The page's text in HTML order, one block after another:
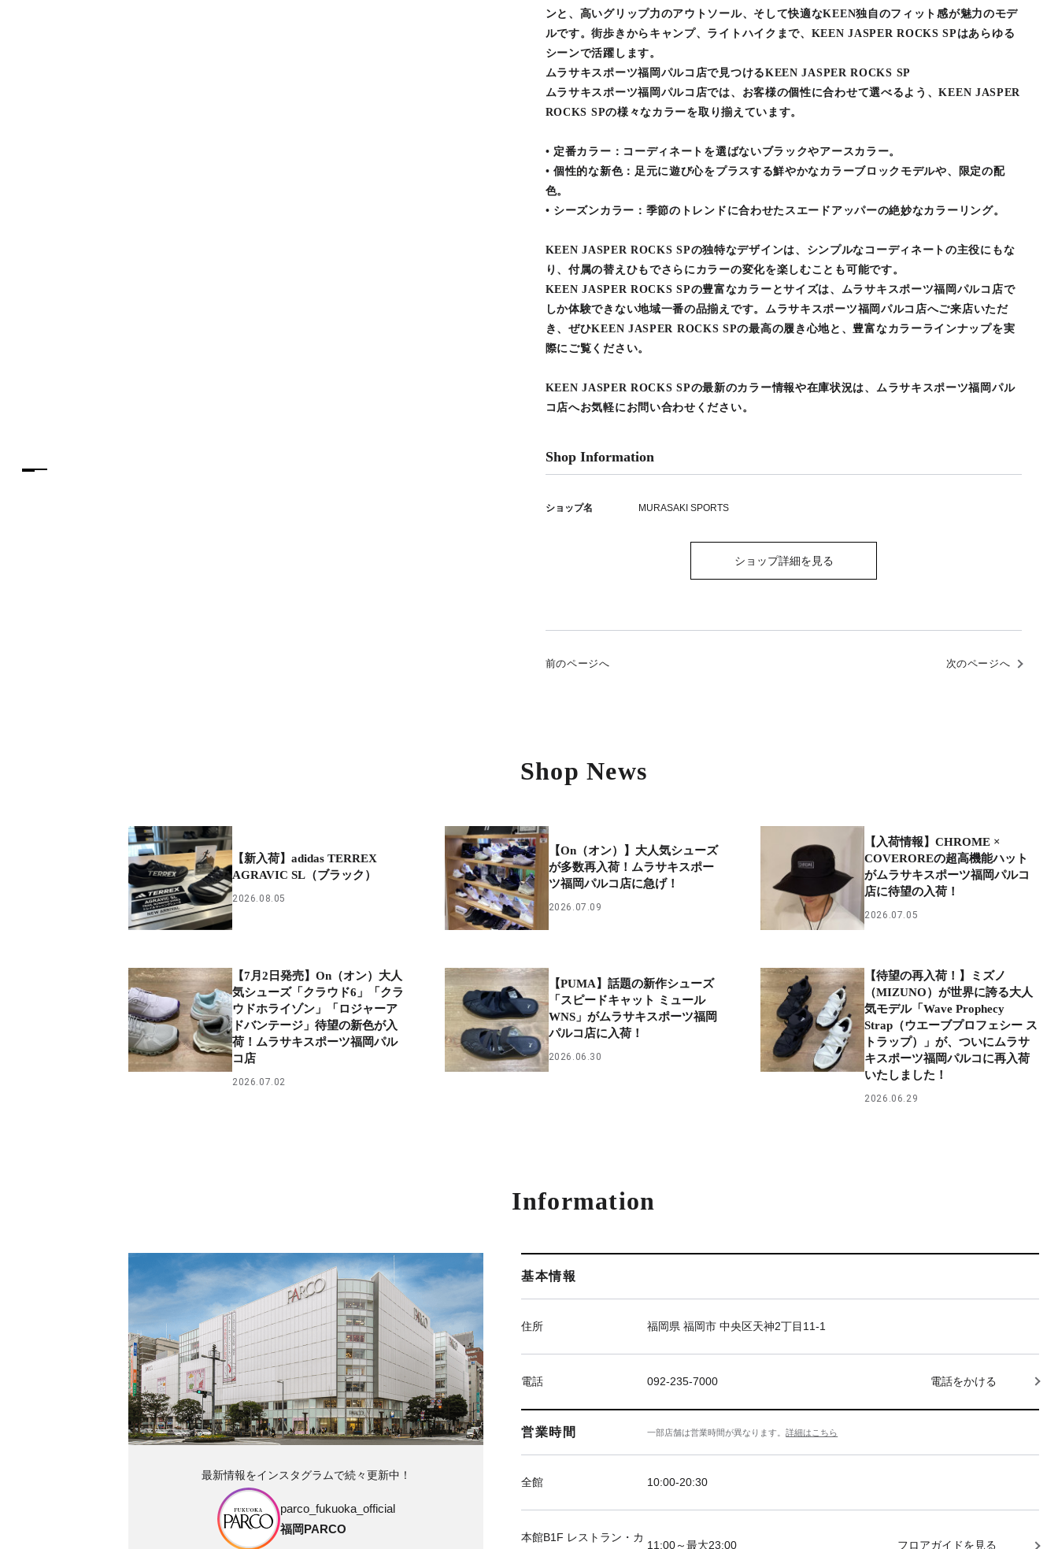
ンと、高いグリップ力のアウトソール、そして快適なKEEN独自のフィット感が魅力のモデ
ルです。街歩きからキャンプ、ライトハイクまで、KEEN JASPER ROCKS SPはあらゆる
シーンで活躍します。
ムラサキスポーツ福岡パルコ店で見つけるKEEN JASPER ROCKS SP
ムラサキスポーツ福岡パルコ店では、お客様の個性に合わせて選べるよう、KEEN JASPER
ROCKS SPの様々なカラーを取り揃えています。
• 定番カラー：コーディネートを選ばないブラックやアースカラー。
• 個性的な新色：足元に遊び心をプラスする鮮やかなカラーブロックモデルや、限定の配
色。
• シーズンカラー：季節のトレンドに合わせたスエードアッパーの絶妙なカラーリング。
KEEN JASPER ROCKS SPの独特なデザインは、シンプルなコーディネートの主役にもな
り、付属の替えひもでさらにカラーの変化を楽しむことも可能です。
KEEN JASPER ROCKS SPの豊富なカラーとサイズは、ムラサキスポーツ福岡パルコ店で
しか体験できない地域一番の品揃えです。ムラサキスポーツ福岡パルコ店へご来店いただ
き、ぜひKEEN JASPER ROCKS SPの最高の履き心地と、豊富なカラーラインナップを実
際にご覧ください。
KEEN JASPER ROCKS SPの最新のカラー情報や在庫状況は、ムラサキスポーツ福岡パル
コ店へお気軽にお問い合わせください。
Shop Information
ショップ名 MURASAKI SPORTS
ショップ詳細を見る
前のページへ 次のページへ
Shop News
【新入荷】adidas TERREX
AGRAVIC SL（ブラック）
2026.08.05
【On（オン）】大人気シューズ
が多数再入荷！ムラサキスポー
ツ福岡パルコ店に急げ！
2026.07.09
【入荷情報】CHROME ×
COVEROREの超高機能ハット
がムラサキスポーツ福岡パルコ
店に待望の入荷！
2026.07.05
【7月2日発売】On（オン）大人
気シューズ「クラウド6」「クラ
ウドホライゾン」「ロジャーア
ドバンテージ」待望の新色が入
荷！ムラサキスポーツ福岡パル
コ店
2026.07.02
【PUMA】話題の新作シューズ
「スピードキャット ミュール
WNS」がムラサキスポーツ福岡
パルコ店に入荷！
2026.06.30
【待望の再入荷！】ミズノ
（MIZUNO）が世界に誇る大人
気モデル「Wave Prophecy
Strap（ウエーブプロフェシー ス
トラップ）」が、ついにムラサ
キスポーツ福岡パルコに再入荷
いたしました！
2026.06.29
Information
基本情報
住所 福岡県 福岡市 中央区天神2丁目11-1
電話 092-235-7000 電話をかける
営業時間 一部店舗は営業時間が異なります。詳細はこちら
全館 10:00-20:30
本館B1F レストラン・カ
11:00～最大23:00 フロアガイドを見る
最新情報をインスタグラムで続々更新中！
parco_fukuoka_official
福岡PARCO